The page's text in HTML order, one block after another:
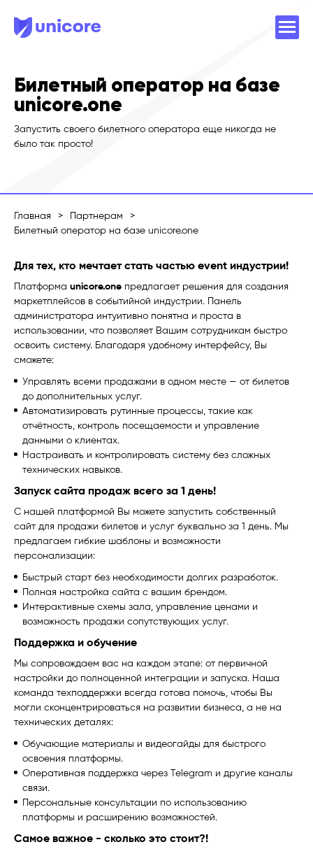
Билетный оператор на базе
unicore.one
Запустить своего билетного оператора еще никогда не
было так просто!
Главная > Партнерам
>
Билетный оператор на базе unicore.one
Для тех, кто мечтает стать частью event индустрии!
Платформа unicore.one предлагает решения для создания
маркетплейсов в событийной индустрии. Панель
администратора интуитивно понятна и проста в
использовании, что позволяет Вашим сотрудникам быстро
освоить систему. Благодаря удобному интерфейсу, Вы
сможете:
Управлять всеми продажами в одном месте — от билетов
до дополнительных услуг.
Автоматизировать рутинные процессы, такие как
отчётность, контроль посещаемости и управление
данными о клиентах.
Настраивать и контролировать систему без сложных
технических навыков.
Запуск сайта продаж всего за 1 день!
С нашей платформой Вы можете запустить собственный
сайт для продажи билетов и услуг буквально за 1 день. Мы
предлагаем гибкие шаблоны и возможности
персонализации:
Быстрый старт без необходимости долгих разработок.
Полная настройка сайта с вашим брендом.
Интерактивные схемы зала, управление ценами и
возможность продажи сопутствующих услуг.
Поддержка и обучение
Мы сопровождаем вас на каждом этапе: от первичной
настройки до полноценной интеграции и запуска. Наша
команда техподдержки всегда готова помочь, чтобы Вы
могли сконцентрироваться на развитии бизнеса, а не на
технических деталях:
Обучающие материалы и видеогайды для быстрого
освоения платформы.
Оперативная поддержка через Telegram и другие каналы
связи.
Персональные консультации по использованию
платформы и расширению возможностей.
Самое важное - сколько это стоит?!